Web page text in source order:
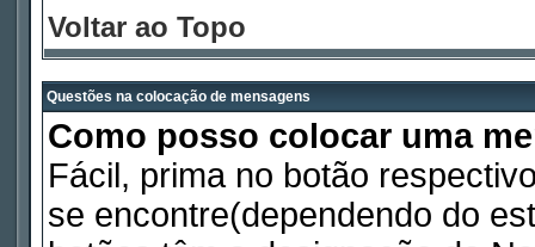
Voltar ao Topo
Questões na colocação de mensagens
Como posso colocar uma
Fácil, prima no botão
se encontre(dependendo do